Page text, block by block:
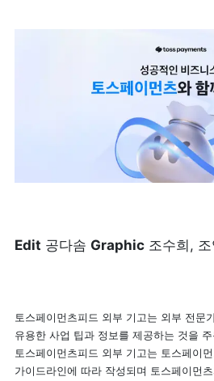
Edit 공다솜 Graphic 조수희, 조
토스페이먼츠피드 외부 기고는 외부 전문
유용한 사업 팁과 정보를 제공하는 것을
토스페이먼츠피드 외부 기고는 토스페이
가이드라인에 따라 작성되며 토스페이먼